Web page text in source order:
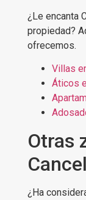
¿Le encanta
propiedad?
ofrecemos.
Villas
Áticos
Otras
¿Ha